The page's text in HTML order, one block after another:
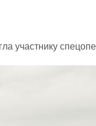
участнику